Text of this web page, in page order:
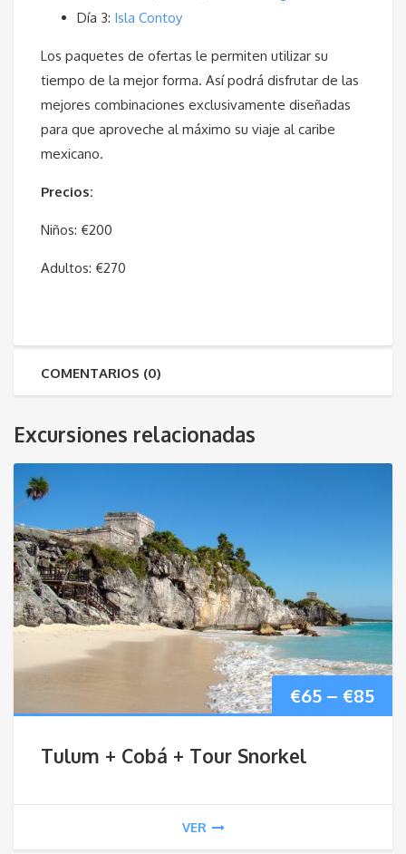
Día 3: Isla Contoy
Los paquetes de ofertas le permiten utilizar su
tiempo de la mejor forma. Así podrá disfrutar de las
mejores combinaciones exclusivamente diseñadas
para que aproveche al máximo su viaje al caribe
mexicano.
Precios:
Niños: €200
Adultos: €270
COMENTARIOS (0)
Excursiones relacionadas
€65 – €85
Tulum + Cobá + Tour Snorkel
VER